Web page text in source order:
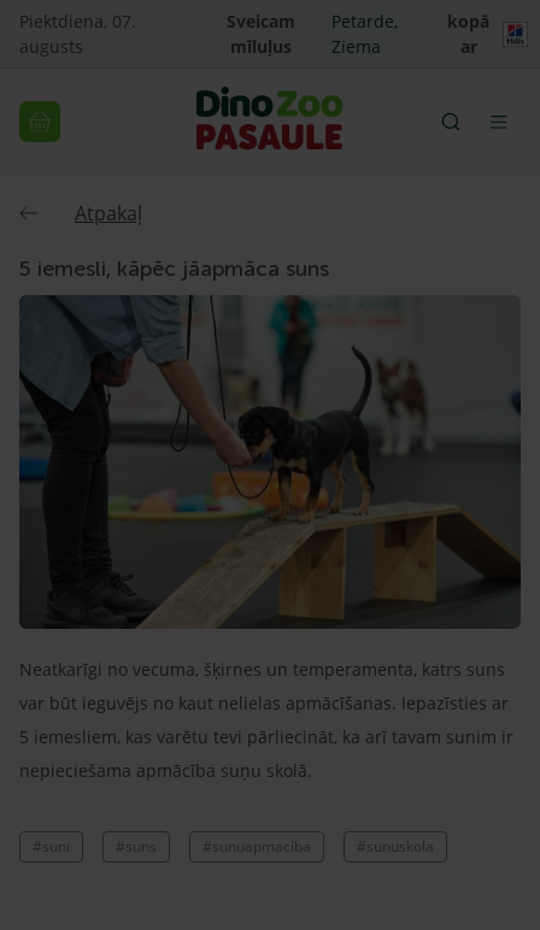
Piektdiena, 07.
augusts
Sveicam
mīluļus
Petarde,
Ziema
kopā
ar
Atpakaļ
5 iemesli, kāpēc jāapmāca suns
Neatkarīgi no vecuma, šķirnes un temperamenta, katrs suns
var būt ieguvējs no kaut nelielas apmācīšanas. Iepazīsties ar
5 iemesliem, kas varētu tevi pārliecināt, ka arī tavam sunim ir
nepieciešama apmācība suņu skolā.
#suni #suns #sunuapmaciba #sunuskola